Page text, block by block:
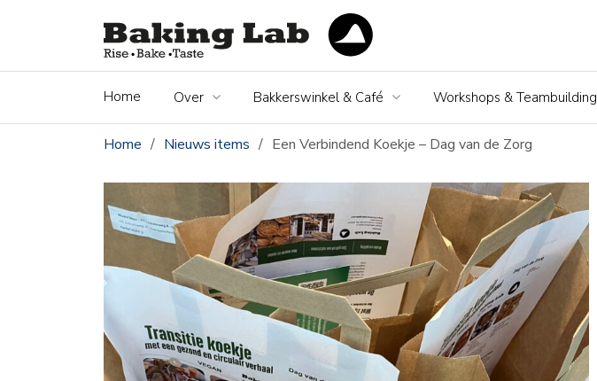
Home Over Bakkerswinkel & Café Workshops & Teambuilding
Home / Nieuws items / Een Verbindend Koekje – Dag van de Zorg